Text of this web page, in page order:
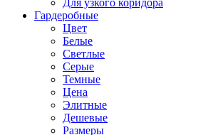
Для узкого коридора
Гардеробные
Цвет
Белые
Светлые
Серые
Темные
Цена
Элитные
Дешевые
Размеры